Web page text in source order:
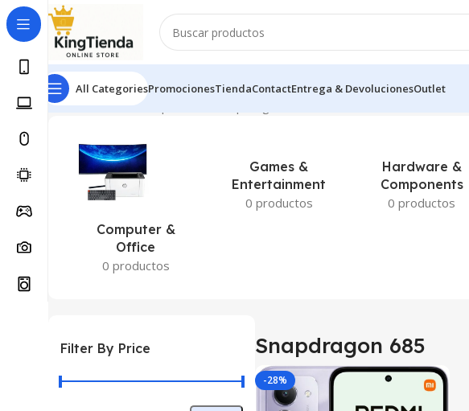
All CategoriesPromocionesTiendaContactEntrega & DevolucionesOutlet
Inicio Productos etiquetados “Snapdragon 685”
Computer &
Office
0 productos
Games &
Entertainment
0 productos
Hardware &
Components
0 productos
Filter By Price Snapdragon 685
-28%